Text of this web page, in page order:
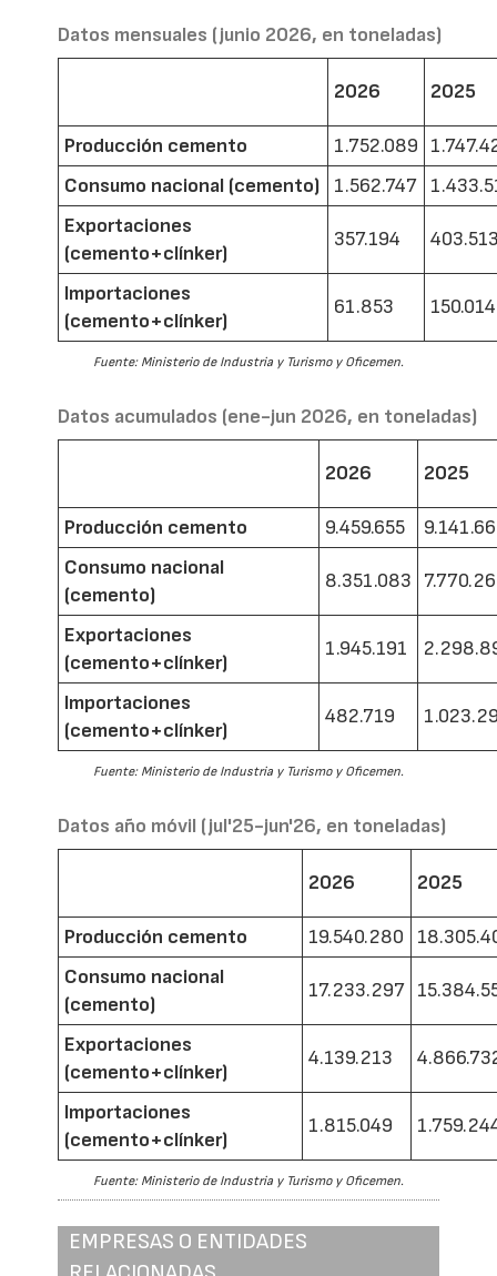
Datos mensuales (junio 2026, en toneladas)
2026 2025
Producción cemento 1.752.089
Consumo nacional (cemento)
1.562.747
Exportaciones
(cemento+clínker)
357.194
Importaciones
(cemento+clínker)
61.853 150.014
Fuente: Ministerio de Industria y Turismo y Oficemen.
Datos acumulados (ene-jun 2026, en toneladas)
2026 2025
Producción cemento 9.459.655
Consumo nacional
(cemento)
8.351.083
Exportaciones
(cemento+clínker)
1.945.191
Importaciones
(cemento+clínker)
482.719
Fuente: Ministerio de Industria y Turismo y Oficemen.
Datos año móvil (jul'25-jun'26, en toneladas)
2026 2025
Producción cemento 19.540.280
Consumo nacional
(cemento)
17.233.297
Exportaciones
(cemento+clínker)
4.139.213
Importaciones
(cemento+clínker)
1.815.049
Fuente: Ministerio de Industria y Turismo y Oficemen.
EMPRESAS O ENTIDADES